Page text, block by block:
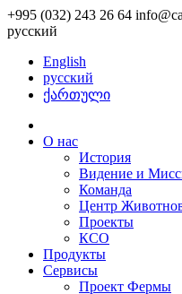
+995 (032) 243 26 64
русский
English
русский
ქართული
О нас
История
Видение и
Команда
Центр
Проекты
КCО
Продукты
Сервисы
Проект Фермы